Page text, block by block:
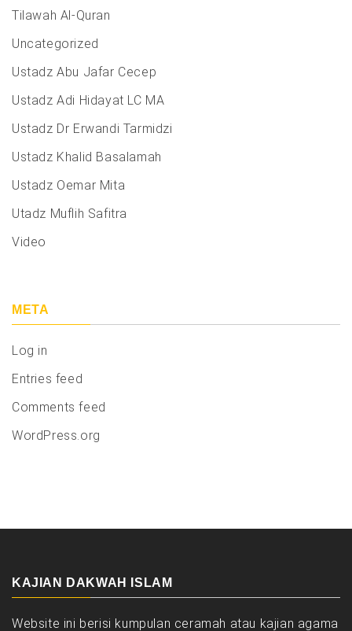
Tilawah Al-Quran
Uncategorized
Ustadz Abu Jafar Cecep
Ustadz Adi Hidayat LC MA
Ustadz Dr Erwandi Tarmidzi
Ustadz Khalid Basalamah
Ustadz Oemar Mita
Utadz Muflih Safitra
Video
META
Log in
Entries feed
Comments feed
WordPress.org
KAJIAN DAKWAH ISLAM
Website ini berisi kumpulan ceramah atau kajian agama